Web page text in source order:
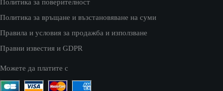
Политика за поверителност
Политика за връщане и възстановяване на суми
Правила и условия за продажба и използване
Правни известия и GDPR
Можете да платите с